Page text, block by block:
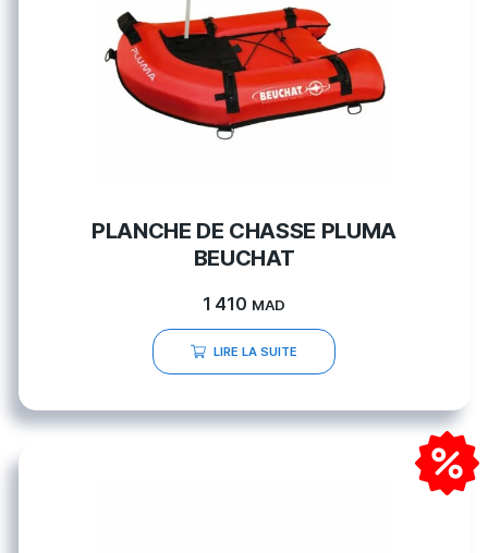
PLANCHE DE CHASSE PLUMA
BEUCHAT
1 410 MAD
LIRE LA SUITE